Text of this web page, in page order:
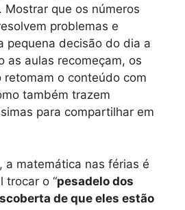
Mostrar que os números
problemas e
pequena decisão do dia a
as aulas recomeçam, os
o conteúdo com
também trazem
para compartilhar em
a matemática nas férias é
trocar o “pesadelo dos
de que eles estão